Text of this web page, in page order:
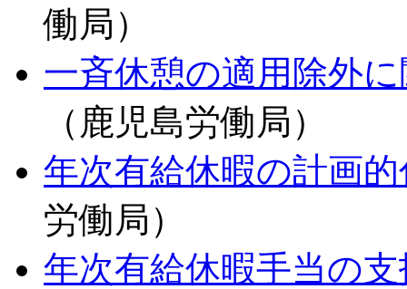
働局）
一斉休憩の適用除外
（鹿児島労働局）
年次有給休暇の計画
労働局）
年次有給休暇手当の